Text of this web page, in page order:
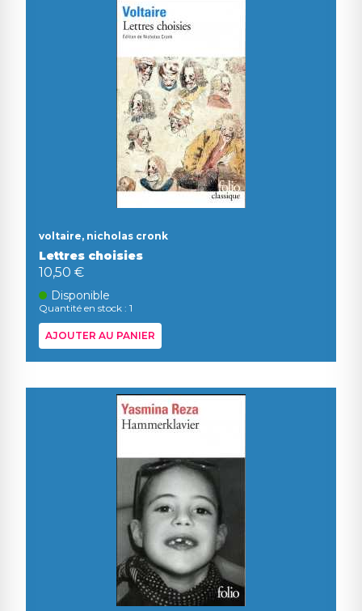
voltaire, nicholas cronk
Lettres choisies
10,50 €
Disponible
Quantité en stock : 1
AJOUTER AU PANIER